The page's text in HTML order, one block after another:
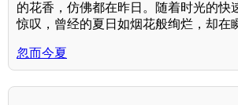
的花香，仿佛都在昨日。随着时光的快
惊叹，曾经的夏日如烟花般绚烂，却在
忽而今夏